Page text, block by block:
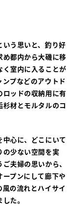
う思いと、釣り好
め都内から大磯に移
室内に入ることが
プなどのアウトド
ロッドの収納用に有
材とモルタルのコ
心に、どこにいて
の少ない空間を実
夫婦の思いから、
プンにして廊下や
の流れとハイサイ
た。